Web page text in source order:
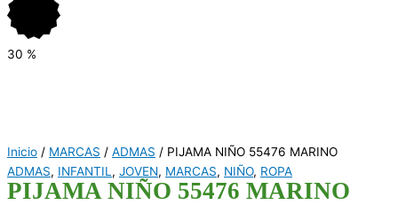
30 %
Inicio / MARCAS / ADMAS / PIJAMA NIÑO 55476 MARINO
ADMAS, INFANTIL , JOVEN, MARCAS, NIÑO, ROPA
PIJAMA NIÑO 55476 MARINO